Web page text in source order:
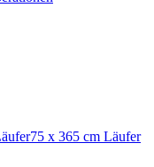
75 x 365 cm Läufer